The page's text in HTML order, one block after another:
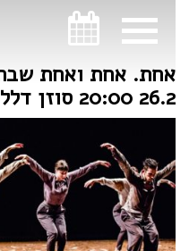
אחת. אחת ואחת שבת
26.2 20:00 סוזן דלל